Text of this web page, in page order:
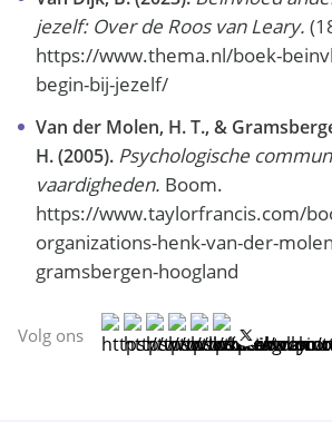
jezelf: Over de Roos van Leary.
https://www.thema.nl/boek-
begin-bij-jezelf/
Van der Molen, H. T., &
H. (2005). Psychologische
vaardigheden. Boom.
https://www.taylorfrancis.com/
organizations-henk-van-der-
gramsbergen-hoogland
Volg ons